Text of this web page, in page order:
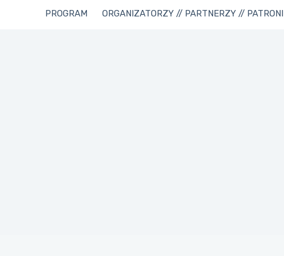
PROGRAM ORGANIZATORZY // PARTNERZY // PATRONI